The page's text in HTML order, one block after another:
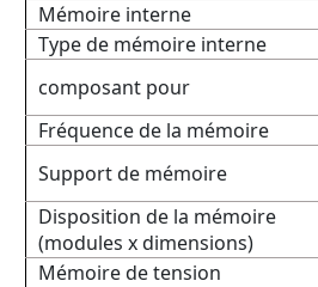
Mémoire interne
Type de mémoire interne
composant pour
Fréquence de la mémoire
Support de mémoire
Disposition de la mémoire
(modules x dimensions)
Mémoire de tension